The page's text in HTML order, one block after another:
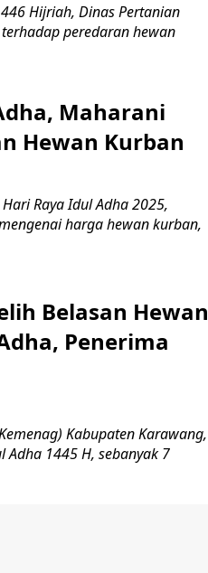
Hijriah, Dinas Pertanian
peredaran hewan
Maharani
Hewan Kurban
Hari Raya Idul Adha 2025,
harga hewan kurban,
Belasan Hewan
Penerima
Kabupaten Karawang,
1445 H, sebanyak 7